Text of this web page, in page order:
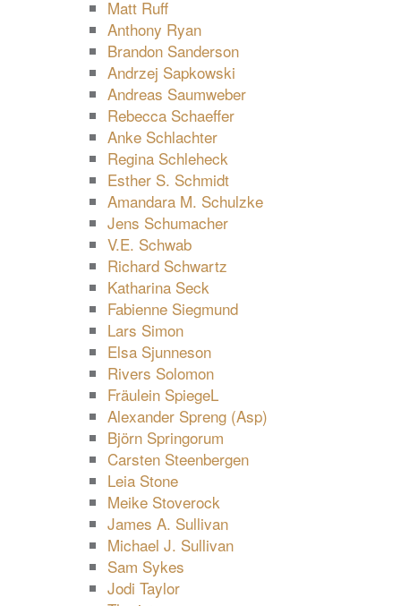
Matt Ruff
Anthony Ryan
Brandon Sanderson
Andrzej Sapkowski
Andreas Saumweber
Rebecca Schaeffer
Anke Schlachter
Regina Schleheck
Esther S. Schmidt
Amandara M. Schulzke
Jens Schumacher
V.E. Schwab
Richard Schwartz
Katharina Seck
Fabienne Siegmund
Lars Simon
Elsa Sjunneson
Rivers Solomon
Fräulein SpiegeL
Alexander Spreng (Asp)
Björn Springorum
Carsten Steenbergen
Leia Stone
Meike Stoverock
James A. Sullivan
Michael J. Sullivan
Sam Sykes
Jodi Taylor